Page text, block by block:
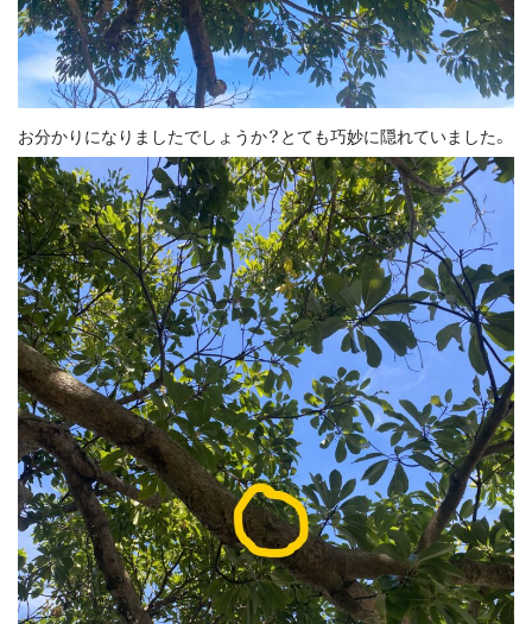
お分かりになりましたでしょうか？とても巧妙に隠れていました。